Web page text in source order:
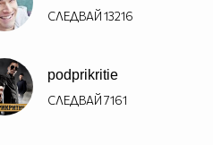
СЛЕДВАЙ13216
podprikritie
СЛЕДВАЙ7161